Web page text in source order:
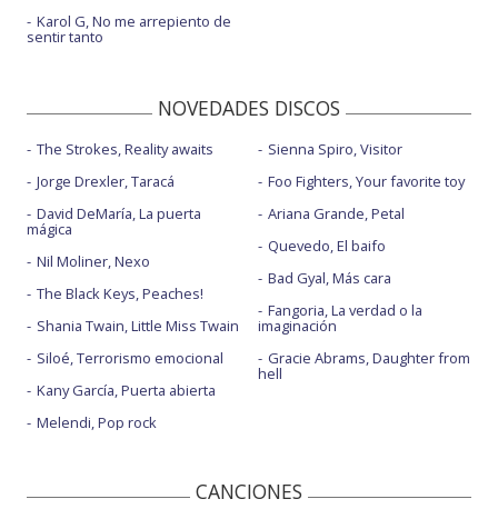
Karol G, No me arrepiento de
sentir tanto
NOVEDADES DISCOS
The Strokes, Reality awaits
Jorge Drexler, Taracá
David DeMaría, La puerta
mágica
Nil Moliner, Nexo
The Black Keys, Peaches!
Shania Twain, Little Miss Twain
Siloé, Terrorismo emocional
Kany García, Puerta abierta
Melendi, Pop rock
Sienna Spiro, Visitor
Foo Fighters, Your favorite toy
Ariana Grande, Petal
Quevedo, El baifo
Bad Gyal, Más cara
Fangoria, La verdad o la
imaginación
Gracie Abrams, Daughter from
hell
CANCIONES